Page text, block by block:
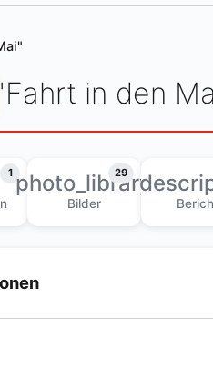
in den
1 photo_library
Bilder
29